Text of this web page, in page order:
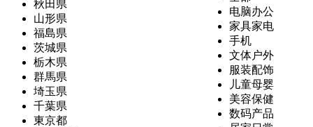
秋田県
山形県
福島県
茨城県
栃木県
群馬県
埼玉県
千葉県
東京都
电脑办公
家具家电
手机
文体户外
服装配饰
儿童母婴
美容保健
数码产品